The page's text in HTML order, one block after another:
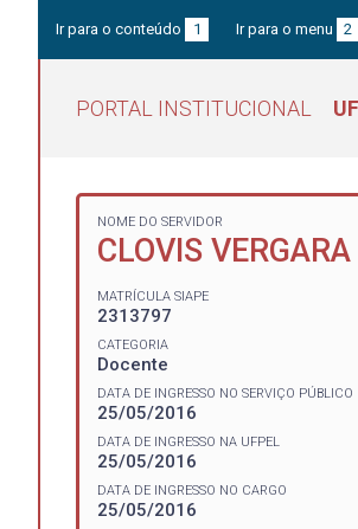
Ir para o conteúdo 1 Ir para o menu 2
PORTAL INSTITUCIONAL
NOME DO SERVIDOR
CLOVIS
MATRÍCULA SIAPE
2313797
CATEGORIA
Docente
DATA DE INGRESSO NO SERVIÇO PÚBLICO
25/05/2016
DATA DE INGRESSO NA UFPEL
25/05/2016
DATA DE INGRESSO NO CARGO
25/05/2016